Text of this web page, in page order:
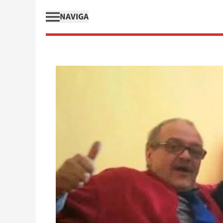
NAVIGA